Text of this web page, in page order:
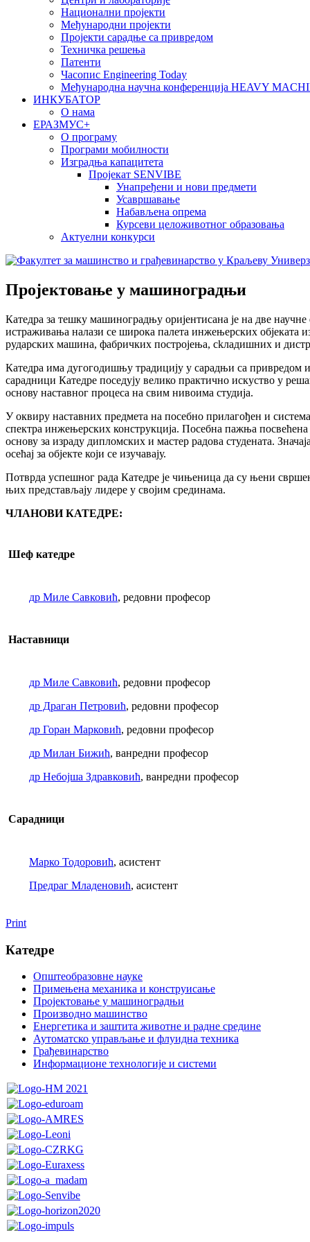
Национални пројекти
Међународни пројекти
Пројекти сарадње са привредом
Техничка решења
Патенти
Часопис Engineering Today
Међународна научна конференција HEAVY
ИНКУБАТОР
О нама
EРАЗМУС+
О програму
Програми мобилности
Изградња капацитета
Пројекат SENVIBE
Унапређени и нови предмети
Усавршавање
Набављена опрема
Курсеви целоживотног образовања
Актуелни конкурси
Пројектовање у машиноградњи
Катедра за тешку машиноградњу оријентисана је на две
истраживања налази се широкa палетa инжењерских објеката
рударских машина, фабричких постројења, сkладишних и
Катедра има дугогодишњу традицију у сарадњи са привредом
сарадници Катедре поседују велико практично искуство у
основу наставног процеса на свим нивоима студија.
У оквиру наставних предмета на посебно прилагођен и
спектра инжењерских конструкција. Посебна пажња
основу за израду дипломских и мастер радова студената.
осећај за објекте који се изучавају.
Потврда успешног рада Катедре је чињеница да су њени
њих представљају лидере у својим срединама.
ЧЛАНОВИ КАТЕДРЕ:
Шеф катедре
др Миле Савковић, редовни професор
Наставници
др Миле Савковић, редовни професор
др Драган Петровић, редовни професор
др Горан Марковић, редовни професор
др Милан Бижић, ванредни професор
др Небојша Здравковић, ванредни професор
Сарадници
Марко Тодоровић, асистент
Предраг Младеновић, асистент
Print
Катедре
Општеобразовне науке
Примењена механика и конструисање
Пројектовање у машиноградњи
Производно машинство
Енергетика и заштита животне и радне средине
Аутоматско управљање и флуидна техника
Грађевинарство
Информационе технологије и системи